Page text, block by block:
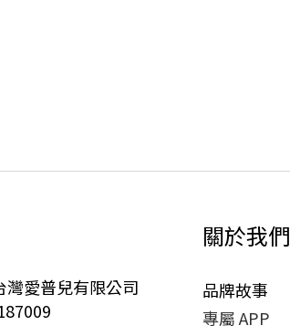
灣愛普兒有限公司
關於我們
品牌故事
專屬 APP